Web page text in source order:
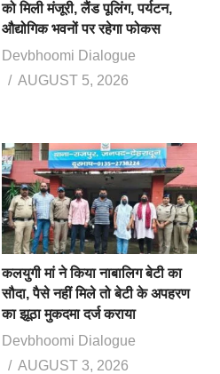
को मिली मंजूरी, लैंड पूलिंग, पर्यटन,
औद्योगिक भवनों पर रहेगा फोकस
Devbhoomi Dialogue
AUGUST 5, 2026
कलयुगी मां ने किया नाबालिग बेटी का
सौदा, पैसे नहीं मिले तो बेटी के अपहरण
का झूठा मुकदमा दर्ज कराया
Devbhoomi Dialogue
AUGUST 3, 2026